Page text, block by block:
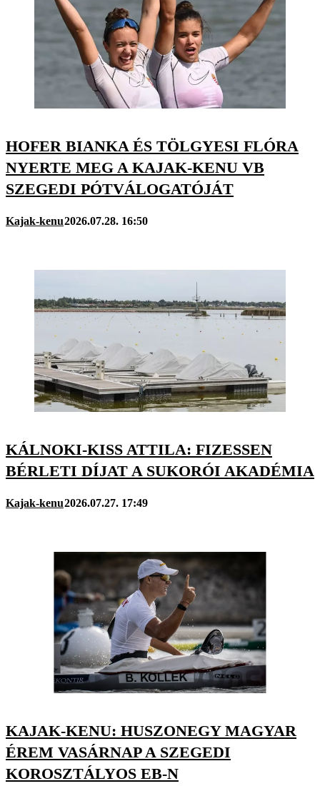
HOFER BIANKA ÉS TÖLGYESI FLÓRA
NYERTE MEG A KAJAK-KENU VB
SZEGEDI PÓTVÁLOGATÓJÁT
Kajak-kenu2026.07.28. 16:50
KÁLNOKI-KISS ATTILA: FIZESSEN
BÉRLETI DÍJAT A SUKORÓI AKADÉMIA
Kajak-kenu2026.07.27. 17:49
KAJAK-KENU: HUSZONEGY MAGYAR
ÉREM VASÁRNAP A SZEGEDI
KOROSZTÁLYOS EB-N